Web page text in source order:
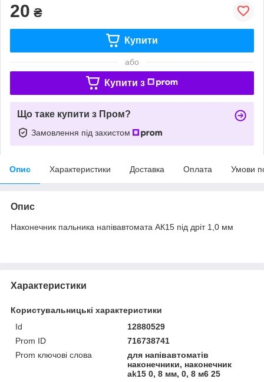
20 ₴
Купити
або
Купити з
Що таке купити з Пром?
Замовлення під захистом
Опис Характеристики Доставка Оплата Умови
Опис
Наконечник пальника напівавтомата АК15 під дріт 1,0 мм
Характеристики
Користувальницькі характеристики
Id
12880529
Prom ID
716738741
Prom ключові слова
для напівавтоматів
наконечники, наконечник
ak15 0, 8 мм, 0, 8 м6 25